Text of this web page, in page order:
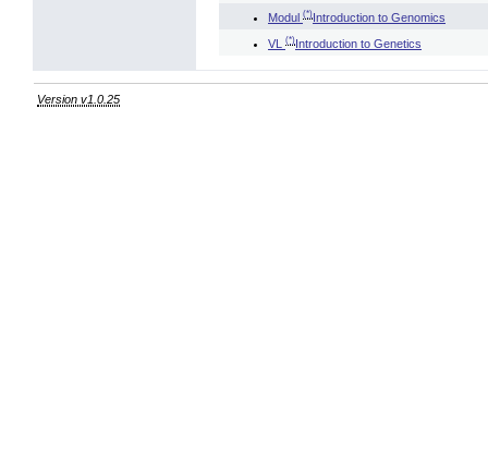
Modul (*)Introduction to Genomics
VL
(*)Introduction to Genetics
Version v1.0.25